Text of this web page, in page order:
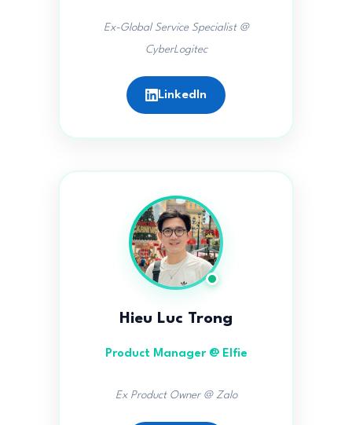
Ex-Global Service Specialist @
CyberLogitec
LinkedIn
Hieu Luc Trong
Product Manager @ Elfie
Ex Product Owner @ Zalo